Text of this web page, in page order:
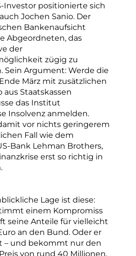
Investor positionierte sich
Jochen Sanio. Der
Bankenaufsicht
Abgeordneten, das
der
zügig zu
Sein Argument: Werde die
März mit zusätzlichen
aus Staatskassen
das Institut
Insolvenz anmelden.
vor nichts geringerem
Fall wie dem
Bank Lehman Brothers,
erst so richtig in
Lage ist diese:
einem Kompromiss
seine Anteile für vielleicht
an den Bund. Oder er
– und bekommt nur den
von rund 40 Millionen.